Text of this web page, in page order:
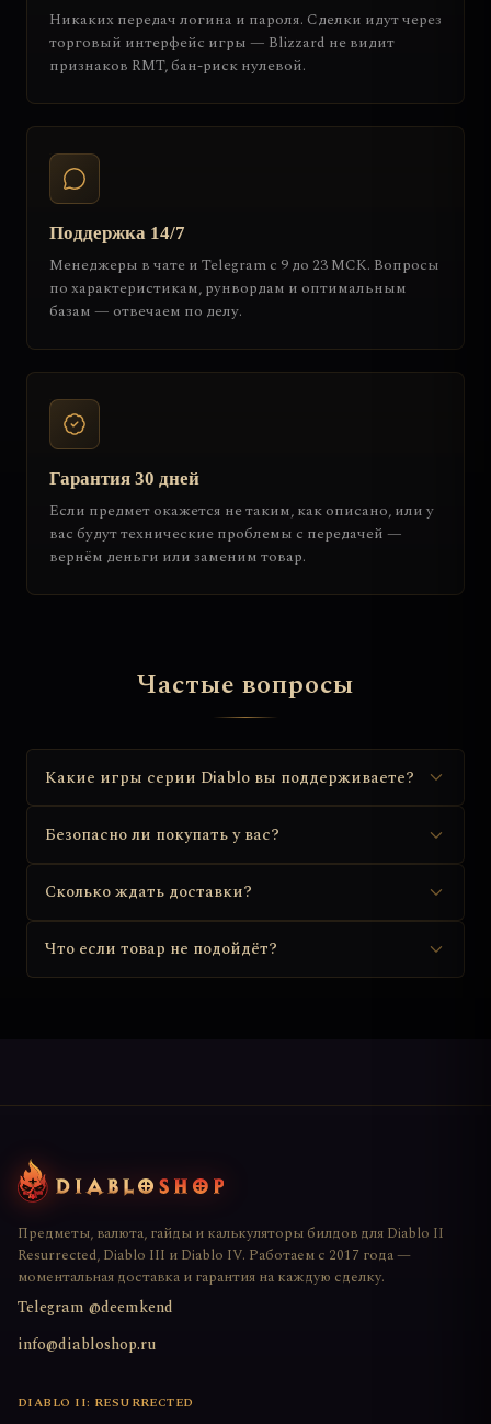
Никаких передач логина и пароля. Сделки идут через
торговый интерфейс игры — Blizzard не видит
признаков RMT, бан-риск нулевой.
Поддержка 14/7
Менеджеры в чате и Telegram с 9 до 23 МСК. Вопросы
по характеристикам, рунвордам и оптимальным
базам — отвечаем по делу.
Гарантия 30 дней
Если предмет окажется не таким, как описано, или у
вас будут технические проблемы с передачей —
вернём деньги или заменим товар.
Частые вопросы
Какие игры серии Diablo вы поддерживаете?
Безопасно ли покупать у вас?
Сколько ждать доставки?
Что если товар не подойдёт?
Предметы, валюта, гайды и калькуляторы билдов для Diablo II
Resurrected, Diablo III и Diablo IV. Работаем с 2017 года —
моментальная доставка и гарантия на каждую сделку.
Telegram @deemkend
info@diabloshop.ru
DIABLO II: RESURRECTED